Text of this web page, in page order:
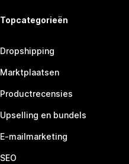
Topcategorieën
Dropshipping
Marktplaatsen
Productrecensies
Upselling en bundels
E-mailmarketing
SEO